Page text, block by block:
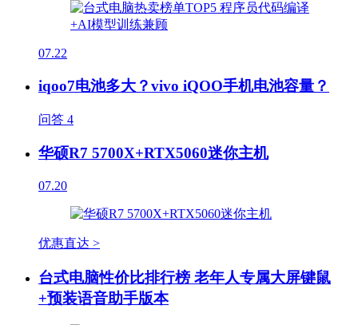
07.22
iqoo7电池多大？vivo iQOO手机电池容量？
问答 4
华硕R7 5700X+RTX5060迷你主机
07.20
优惠直达 >
台式电脑性价比排行榜 老年人专属大屏键鼠
+预装语音助手版本